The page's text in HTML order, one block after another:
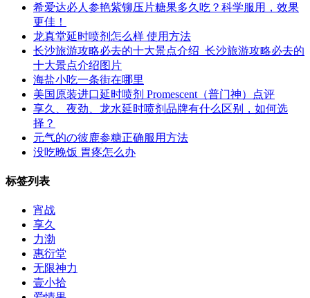
希爱达必人参艳紫铆压片糖果多久吃？科学服用，效果
更佳！
龙真堂延时喷剂怎么样 使用方法
长沙旅游攻略必去的十大景点介绍_长沙旅游攻略必去的
十大景点介绍图片
海盐小吃一条街在哪里
美国原装进口延时喷剂 Promescent（普门神）点评
享久、夜劲、龙水延时喷剂品牌有什么区别，如何选
择？
元气的の彼鹿参糖正确服用方法
没吃晚饭 胃疼怎么办
标签列表
宵战
享久
力渤
惠衍堂
无限神力
壹小拾